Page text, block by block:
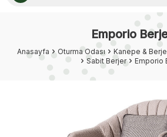
Emporio
Anasayfa Oturma Odası Kanepe &
Sabit Berjer
Emporio